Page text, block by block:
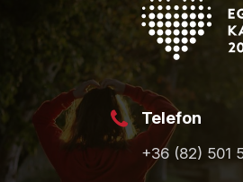
Telefon
+36 (82) 501